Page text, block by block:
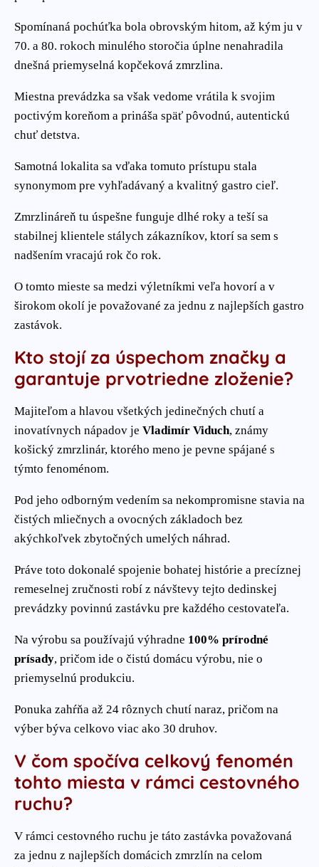
Spomínaná pochúťka bola obrovským hitom, až kým ju v
70. a 80. rokoch minulého storočia úplne nenahradila
dnešná priemyselná kopčeková zmrzlina.
Miestna prevádzka sa však vedome vrátila k svojim
poctivým koreňom a prináša späť pôvodnú, autentickú
chuť detstva.
Samotná lokalita sa vďaka tomuto prístupu stala
synonymom pre vyhľadávaný a kvalitný gastro cieľ.
Zmrzlináreň tu úspešne funguje dlhé roky a teší sa
stabilnej klientele stálych zákazníkov, ktorí sa sem s
nadšením vracajú rok čo rok.
O tomto mieste sa medzi výletníkmi veľa hovorí a v
širokom okolí je považované za jednu z najlepších gastro
zastávok.
Kto stojí za úspechom značky a
garantuje prvotriedne zloženie?
Majiteľom a hlavou všetkých jedinečných chutí a
inovatívnych nápadov je Vladimír Viduch, známy
košický zmrzlinár, ktorého meno je pevne spájané s
týmto fenoménom.
Pod jeho odborným vedením sa nekompromisne stavia na
čistých mliečnych a ovocných základoch bez
akýchkoľvek zbytočných umelých náhrad.
Práve toto dokonalé spojenie bohatej histórie a precíznej
remeselnej zručnosti robí z návštevy tejto dedinskej
prevádzky povinnú zastávku pre každého cestovateľa.
Na výrobu sa používajú výhradne 100% prírodné
prísady, pričom ide o čistú domácu výrobu, nie o
priemyselnú produkciu.
Ponuka zahŕňa až 24 rôznych chutí naraz, pričom na
výber býva celkovo viac ako 30 druhov.
V čom spočíva celkový fenomén
tohto miesta v rámci cestovného
ruchu?
V rámci cestovného ruchu je táto zastávka považovaná
za jednu z najlepších domácich zmrzlín na celom